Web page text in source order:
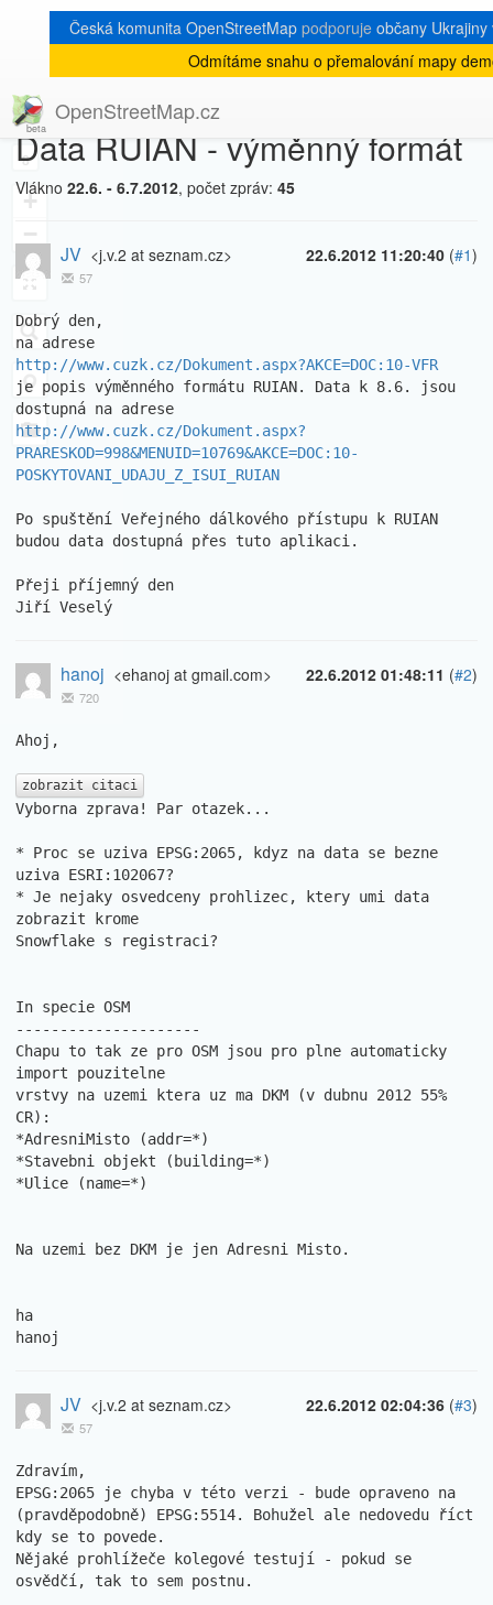
Česká komunita OpenStreetMap podporuje občany
Odmítáme snahu o přemalování mapy
OpenStreetMap.cz
8
+
−
« zpět na výpis měsíce
[Talk-cz]
Data RUIAN - výměnný formát
Vlákno 22.6. - 6.7.2012, počet zpráv: 45
22.6.2012 11:20:40 (#1)
JV <j.v.2 at seznam.cz>
57
Dobrý den,
http://www.cuzk.cz/Dokument.aspx?AKCE=DOC:10-VFR
je popis výměnného formátu RUIAN. Data k 8.6. jsou
http://www.cuzk.cz/Dokument.aspx?
PRARESKOD=998&MENUID=10769&AKCE=DOC:10-
POSKYTOVANI_UDAJU_Z_ISUI_RUIAN
Po spuštění Veřejného dálkového přístupu k RUIAN
budou data dostupná přes tuto aplikaci.
Přeji příjemný den
Jiří Veselý
22.6.2012 01:48:11 (#2)
hanoj <ehanoj at gmail.com>
720
Ahoj,
zobrazit citaci
Vyborna zprava! Par otazek...
* Proc se uziva EPSG:2065, kdyz na data se bezne
uziva ESRI:102067?
* Je nejaky osvedceny prohlizec, ktery umi data
zobrazit krome
Snowflake s registraci?
In specie OSM
---------------------
Chapu to tak ze pro OSM jsou pro plne automaticky
import pouzitelne
vrstvy na uzemi ktera uz ma DKM (v dubnu 2012 55%
CR):
*AdresniMisto (addr=*)
*Stavebni objekt (building=*)
*Ulice (name=*)
Na uzemi bez DKM je jen Adresni Misto.
ha
hanoj
22.6.2012 02:04:36 (#3)
JV <j.v.2 at seznam.cz>
57
Zdravím,
EPSG:2065 je chyba v této verzi - bude opraveno na
(pravděpodobně) EPSG:5514. Bohužel ale nedovedu říct
kdy se to povede.
Nějaké prohlížeče kolegové testují - pokud se
osvědčí, tak to sem postnu.